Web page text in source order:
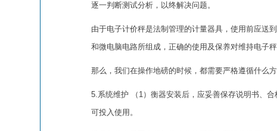
逐一判断测试分析，以终解决问题。
由于电子计价秤是法制管理的计量器具，使用前应送
和微电脑电路所组成，正确的使用及保养对维持电子秤
那么，我们在操作地磅的时候，都需要严格遵循什么方
5.系统维护 （1）衡器安装后，应妥善保存说明书、
可投入使用。